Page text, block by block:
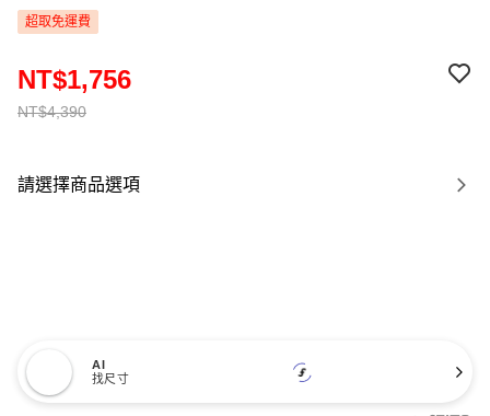
超取免運費
NT$4,390
NT$1,756
請選擇商品選項
AI
找尺寸